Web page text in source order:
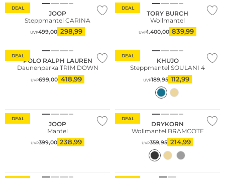
DEAL
JOOP
Steppmantel CARINA
UVP499,00 298,99
DEAL
TORY BURCH
Wollmantel
UVP1.400,00 839,99
DEAL
POLO RALPH LAUREN
Daunenparka TRIM DOWN
UVP699,00 418,99
DEAL
KHUJO
Steppmantel SOULANI 4
UVP189,95 112,99
DEAL
JOOP
Mantel
UVP399,00 238,99
DEAL
DRYKORN
Wollmantel BRAMCOTE
UVP359,95 214,99